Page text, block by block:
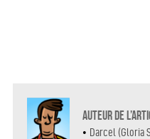
Auteur de
• Darcel (Gloria